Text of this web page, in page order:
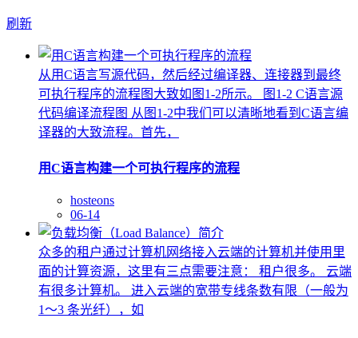
刷新
从用C语言写源代码，然后经过编译器、连接器到最终
可执行程序的流程图大致如图1-2所示。 图1-2 C语言源
代码编译流程图 从图1-2中我们可以清晰地看到C语言编
译器的大致流程。首先，
用C语言构建一个可执行程序的流程
hosteons
06-14
众多的租户通过计算机网络接入云端的计算机并使用里
面的计算资源，这里有三点需要注意： 租户很多。 云端
有很多计算机。 进入云端的宽带专线条数有限（一般为
1～3 条光纤），如